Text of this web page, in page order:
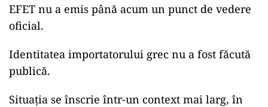
EFET nu a emis până acum un punct de vedere
oficial.
Identitatea importatorului grec nu a fost făcută
publică.
Situația se înscrie într-un context mai larg, în